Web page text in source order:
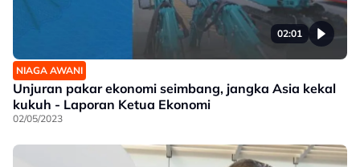
02:01
NIAGA AWANI
Unjuran pakar ekonomi seimbang, jangka Asia kekal
kukuh - Laporan Ketua Ekonomi
02/05/2023